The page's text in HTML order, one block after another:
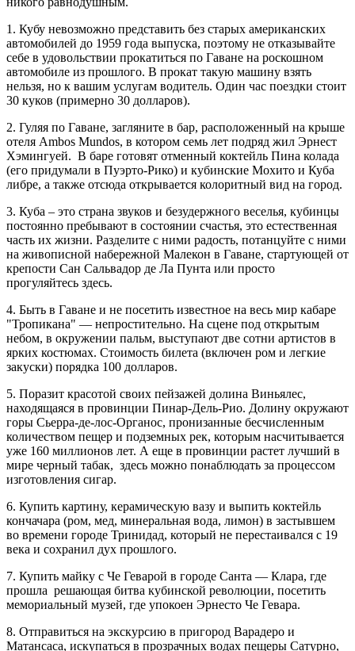
1. Кубу невозможно представить без старых американских
автомобилей до 1959 года выпуска, поэтому не отказывайте
себе в удовольствии прокатиться по Гаване на роскошном
автомобиле из прошлого. В прокат такую машину взять
нельзя, но к вашим услугам водитель. Один час поездки стоит
30 куков (примерно 30 долларов).
2. Гуляя по Гаване, загляните в бар, расположенный на крыше
отеля Ambos Mundos, в котором семь лет подряд жил Эрнест
Хэмингуей. В баре готовят отменный коктейль Пина колада
(его придумали в Пуэрто-Рико) и кубинские Мохито и Куба
либре, а также отсюда открывается колоритный вид на город.
3. Куба – это страна звуков и безудержного веселья, кубинцы
постоянно пребывают в состоянии счастья, это естественная
часть их жизни. Разделите с ними радость, потанцуйте с ними
на живописной набережной Малекон в Гаване, стартующей от
крепости Сан Сальвадор де Ла Пунта или просто
прогуляйтесь здесь.
4. Быть в Гаване и не посетить известное на весь мир кабаре
"Тропикана" — непростительно. На сцене под открытым
небом, в окружении пальм, выступают две сотни артистов в
ярких костюмах. Стоимость билета (включен ром и легкие
закуски) порядка 100 долларов.
5. Поразит красотой своих пейзажей долина Виньялес,
находящаяся в провинции Пинар-Дель-Рио. Долину окружают
горы Сьерра-де-лос-Органос, пронизанные бесчисленным
количеством пещер и подземных рек, которым насчитывается
уже 160 миллионов лет. А еще в провинции растет лучший в
мире черный табак, здесь можно понаблюдать за процессом
изготовления сигар.
6. Купить картину, керамическую вазу и выпить коктейль
кончачара (ром, мед, минеральная вода, лимон) в застывшем
во времени городе Тринидад, который не перестаивался с 19
века и сохранил дух прошлого.
7. Купить майку с Че Геварой в городе Санта — Клара, где
прошла решающая битва кубинской революции, посетить
мемориальный музей, где упокоен Эрнесто Че Гевара.
8. Отправиться на экскурсию в пригород Варадеро и
Матансаса, искупаться в прозрачных водах пещеры Сатурно,